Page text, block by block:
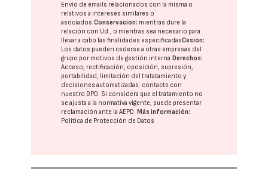
Envío de emails relacionados con la misma o
relativos a intereses similares o
asociados.Conservación: mientras dure la
relación con Ud., o mientras sea necesario para
llevar a cabo las finalidades especificadasCesión:
Los datos pueden cederse a otras empresas del
grupo por motivos de gestión interna. Derechos:
Acceso, rectificación, oposición, supresión,
portabilidad, limitación del tratatamiento y
decisiones automatizadas: contacte con
nuestro DPD. Si considera que el tratamiento no
se ajusta a la normativa vigente, puede presentar
reclamación ante laAEPD. Más información:
Política de Protección de Datos